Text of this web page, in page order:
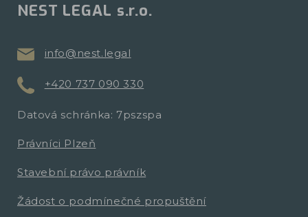
NEST LEGAL s.r.o.
info@nest.legal
+420 737 090 330
Datová schránka: 7pszspa
Právníci Plzeň
Stavební právo právník
Žádost o podmínečné propuštění